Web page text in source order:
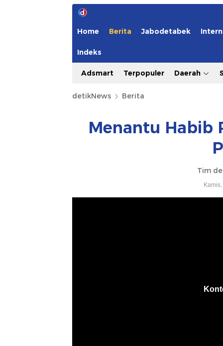
Home Berita Jabodetabek
Indeks
Adsmart Terpopuler Daerah
detikNews Berita
Menantu Habib
Tim